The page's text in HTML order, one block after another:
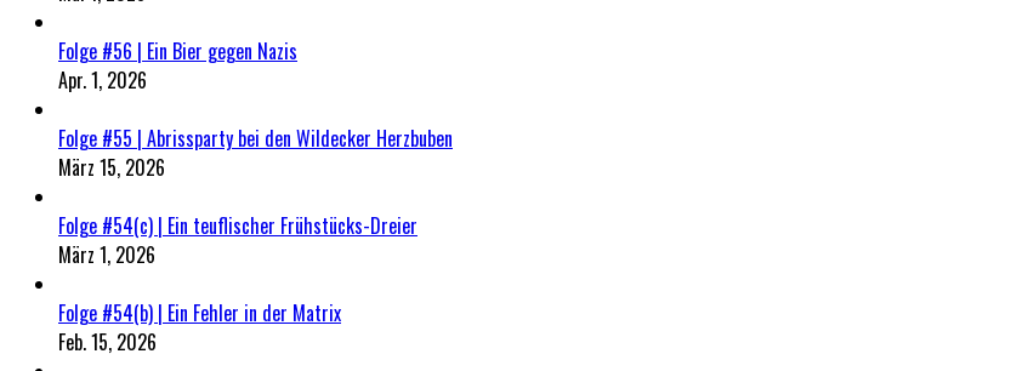
Folge #56 | Ein Bier gegen Nazis
Apr. 1, 2026
Folge #55 | Abrissparty bei den Wildecker Herzbuben
März 15, 2026
Folge #54(c) | Ein teuflischer Frühstücks-Dreier
März 1, 2026
Folge #54(b) | Ein Fehler in der Matrix
Feb. 15, 2026